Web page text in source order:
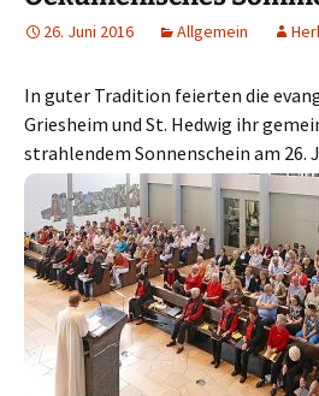
26. Juni 2016 Allgemein
In guter Tradition feierten die
Griesheim und St. Hedwig ihr
strahlendem Sonnenschein am 26.